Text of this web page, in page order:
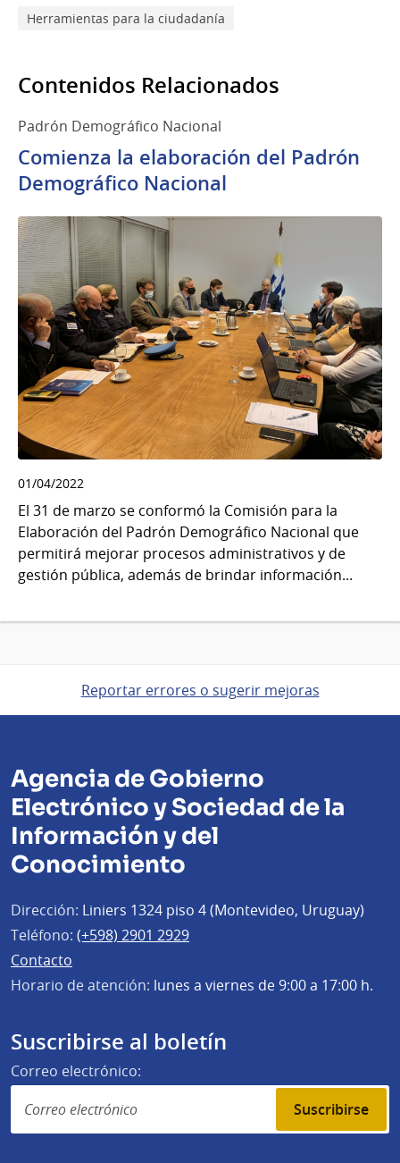
Herramientas para la ciudadanía
Contenidos Relacionados
Padrón Demográfico Nacional
Comienza la elaboración del Padrón
Demográfico Nacional
01/04/2022
El 31 de marzo se conformó la Comisión para la
Elaboración del Padrón Demográfico Nacional que
permitirá mejorar procesos administrativos y de
gestión pública, además de brindar información...
Reportar errores o sugerir mejoras
Agencia de Gobierno
Electrónico y Sociedad de la
Información y del
Conocimiento
Dirección: Liniers 1324 piso 4 (Montevideo, Uruguay)
Teléfono: (+598) 2901 2929
Contacto
Horario de atención: lunes a viernes de 9:00 a 17:00 h.
Suscribirse al boletín
Correo electrónico:
Suscribirse